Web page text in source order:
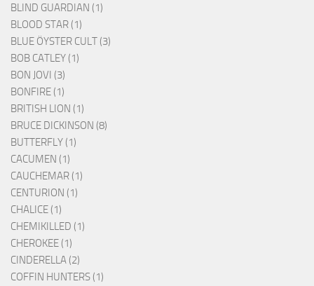
BLIND GUARDIAN (1)
BLOOD STAR (1)
BLUE ÖYSTER CULT (3)
BOB CATLEY (1)
BON JOVI (3)
BONFIRE (1)
BRITISH LION (1)
BRUCE DICKINSON (8)
BUTTERFLY (1)
CACUMEN (1)
CAUCHEMAR (1)
CENTURION (1)
CHALICE (1)
CHEMIKILLED (1)
CHEROKEE (1)
CINDERELLA (2)
COFFIN HUNTERS (1)